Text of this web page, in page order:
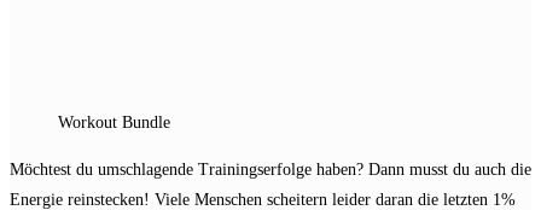
Workout Bundle
Möchtest du umschlagende Trainingserfolge haben? Dann musst du auch die
Energie reinstecken! Viele Menschen scheitern leider daran die letzten 1%